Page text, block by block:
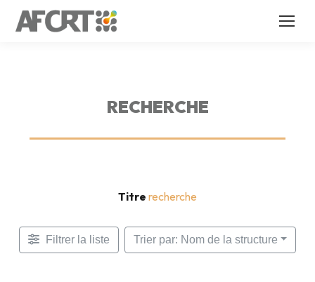
RECHERCHE
Titre recherche
Filtrer la liste Trier par: Nom de la structure